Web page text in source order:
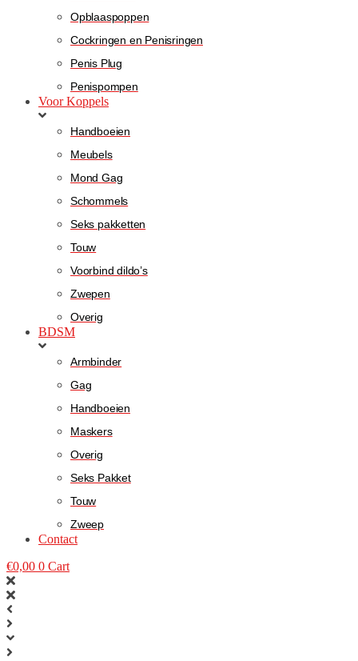
Opblaaspoppen
Cockringen en Penisringen
Penis Plug
Penispompen
Voor Koppels
Handboeien
Meubels
Mond Gag
Schommels
Seks pakketten
Touw
Voorbind dildo’s
Zwepen
Overig
BDSM
Armbinder
Gag
Handboeien
Maskers
Overig
Seks Pakket
Touw
Zweep
Contact
€0,00 0 Cart